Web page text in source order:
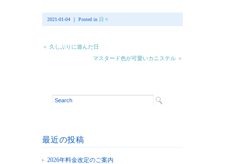
2021-01-04 ｜ Posted in 日々
＜ 久しぶりに遊んだ日
マスタード色が可愛いカニステル ＞
最近の投稿
2026年料金改定のご案内